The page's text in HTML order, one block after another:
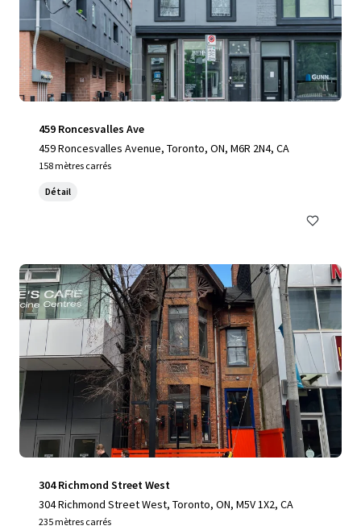
459 Roncesvalles Ave
459 Roncesvalles Avenue, Toronto, ON, M6R 2N4, CA
158 mètres carrés
Détail
304 Richmond Street West
304 Richmond Street West, Toronto, ON, M5V 1X2, CA
235 mètres carrés